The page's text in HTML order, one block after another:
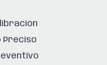
Preciso